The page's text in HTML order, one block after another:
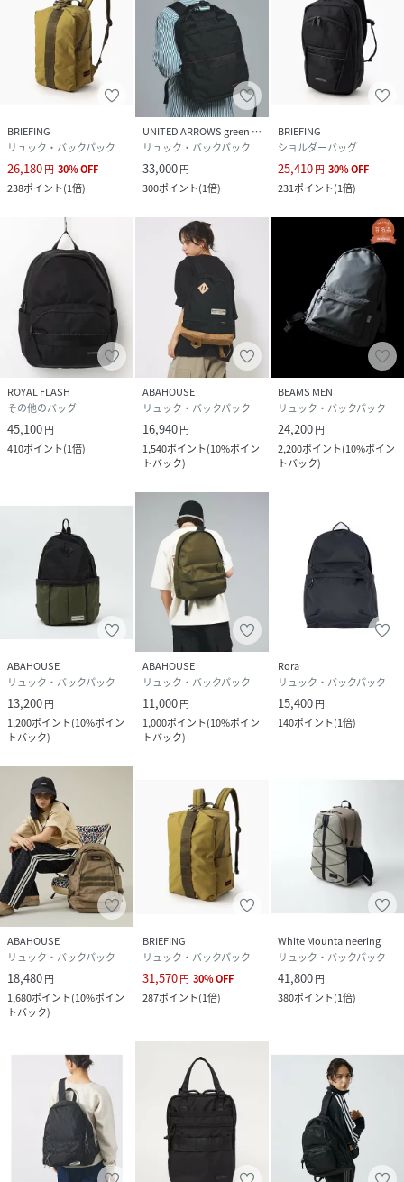
メーカー型番：BRA253P28
■カラーについて
弊社販売カラー名：メーカーカラー名
ブラック(001)：BLACK
ベージュ(027)：COYOTE
■サイズについて
弊社販売サイズ名：メーカーサイズ名
フリー(009)：F
《画像についてのご注意》
※照明の関係により、実際よりも色味が違って見える場合が
あります。
またパソコン・スマートフォンなどの環境により、若干製品
と画像のカラーが異なる場合もございます。
※商品の色味は、商品アップ画像をご参照ください。
【商品のお気に入り登録について】
「カートに入れる」右側のハートマークを押していただく
在庫減少時や、セールなどの通知を受け取ることが出来ま
【再入荷お知らせについて】
「カートに入れる」から「再入荷お知らせ」を押していただ
くと
完売した商品が再入荷した際に、通知を受け取ることが出来
性別タイプ メンズ
原産国 中国
素材
サイズ
品番
RV8796_26092730001928
26092730001928-027-009 RV8796)
BRIEFING
リュック・バックパック
26,180円 30%OFF
238ポイント(1倍)
UNITED ARROWS green label relaxing
リュック・バックパック
33,000円
300ポイント(1倍)
BRIEFING
ショルダーバッグ
25,410円 30%OFF
231ポイント(1倍)
ROYAL FLASH
その他のバッグ
45,100円
410ポイント(1倍)
ABAHOUSE
リュック・バックパック
16,940円
1,540ポイント(10%ポイン
トバック)
BEAMS MEN
リュック・バックパック
24,200円
2,200ポイント(10%ポイン
トバック)
ABAHOUSE
リュック・バックパック
13,200円
1,200ポイント(10%ポイン
トバック)
ABAHOUSE
リュック・バックパック
11,000円
1,000ポイント(10%ポイン
トバック)
Rora
リュック・バックパック
15,400円
140ポイント(1倍)
ABAHOUSE
リュック・バックパック
18,480円
1,680ポイント(10%ポイン
トバック)
BRIEFING
リュック・バックパック
31,570円 30%OFF
287ポイント(1倍)
White Mountaineering
リュック・バックパック
41,800円
380ポイント(1倍)